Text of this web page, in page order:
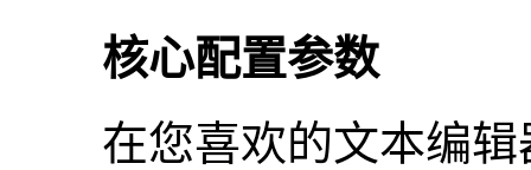
核心配置参数
在您喜欢的文本编辑